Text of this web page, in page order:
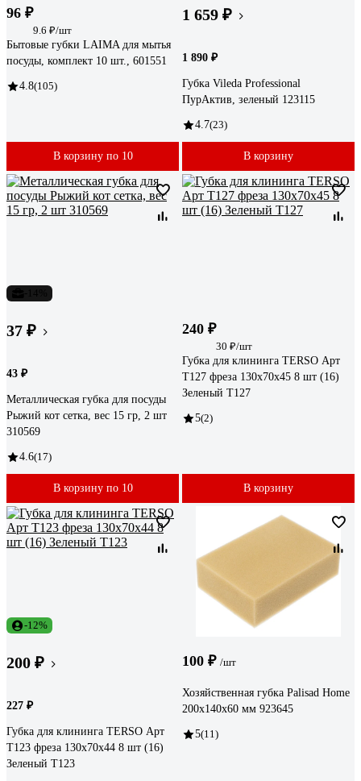
96 ₽
9.6 ₽/шт
Бытовые губки LAIMA для мытья
посуды, комплект 10 шт., 601551
4.8(105)
В корзину по 10
1 659 ₽
1 890 ₽
Губка Vileda Professional
ПурАктив, зеленый 123115
4.7(23)
В корзину
37 ₽
43 ₽
Металлическая губка для посуды
Рыжий кот сетка, вес 15 гр, 2 шт
310569
4.6(17)
В корзину по 10
240 ₽
30 ₽/шт
Губка для клининга TERSO Арт
Т127 фреза 130x70x45 8 шт (16)
Зеленый T127
5(2)
В корзину
-12%
200 ₽
227 ₽
Губка для клининга TERSO Арт
Т123 фреза 130x70x44 8 шт (16)
Зеленый T123
100 ₽ /шт
Хозяйственная губка Palisad Home
200x140x60 мм 923645
5(11)